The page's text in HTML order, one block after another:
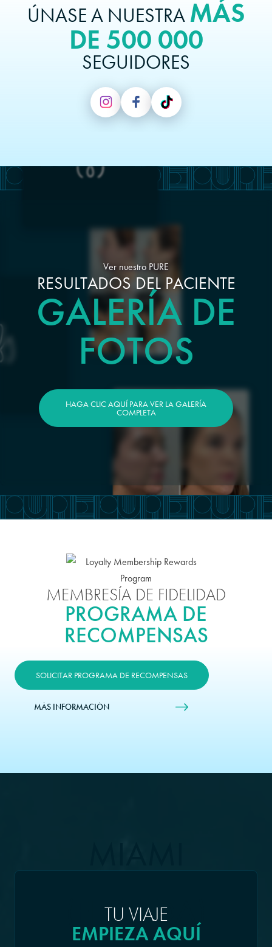
ÚNASE A NUESTRA MÁS
DE 500 000
SEGUIDORES
Ver nuestro PURE
RESULTADOS DEL PACIENTE
GALERÍA DE
FOTOS
HAGA CLIC AQUÍ PARA VER LA GALERÍA
COMPLETA
MEMBRESÍA DE FIDELIDAD
PROGRAMA DE
RECOMPENSAS
SOLICITAR PROGRAMA DE RECOMPENSAS
MÁS INFORMACIÓN
(FLORIDA)
TU VIAJE
EMPIEZA AQUÍ